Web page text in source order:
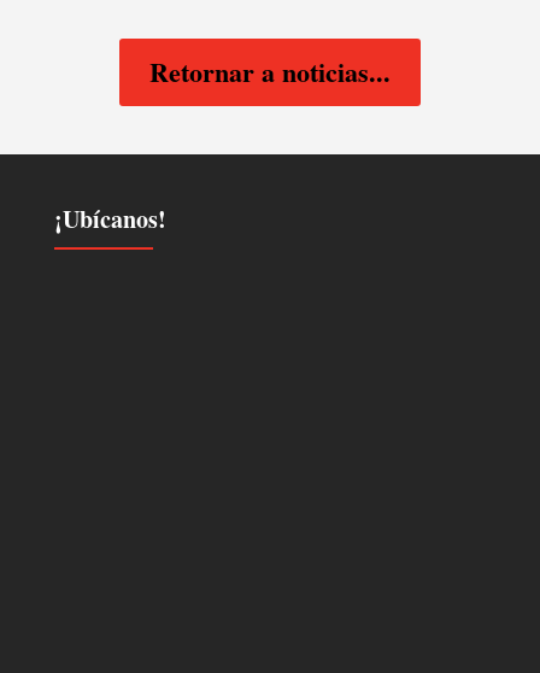
Retornar a noticias...
¡Ubícanos!